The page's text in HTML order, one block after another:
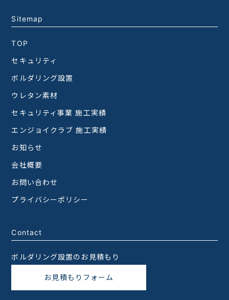
Sitemap
TOP
セキュリティ
ボルダリング設置
ウレタン素材
セキュリティ事業 施工実績
エンジョイクラブ 施工実績
お知らせ
会社概要
お問い合わせ
プライバシーポリシー
Contact
ボルダリング設置のお見積もり
お見積もりフォーム